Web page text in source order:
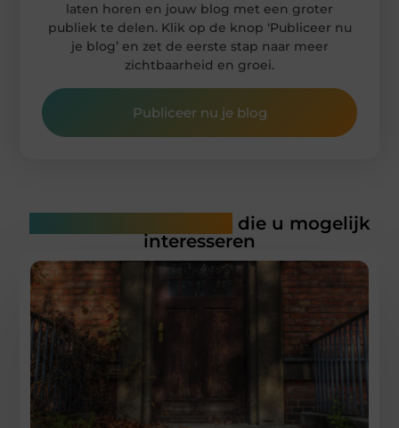
laten horen en jouw blog met een groter
publiek te delen. Klik op de knop ‘Publiceer nu
je blog’ en zet de eerste stap naar meer
zichtbaarheid en groei.
Publiceer nu je blog
die u mogelijk
interesseren